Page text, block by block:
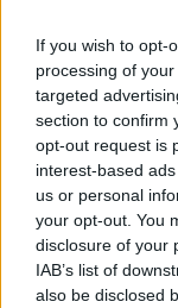
If you wish to opt-
processing of
targeted
section to confirm
opt-out request is
interest-based
us or personal
your opt-out. You
disclosure of your
IAB’s list of
also be disclosed